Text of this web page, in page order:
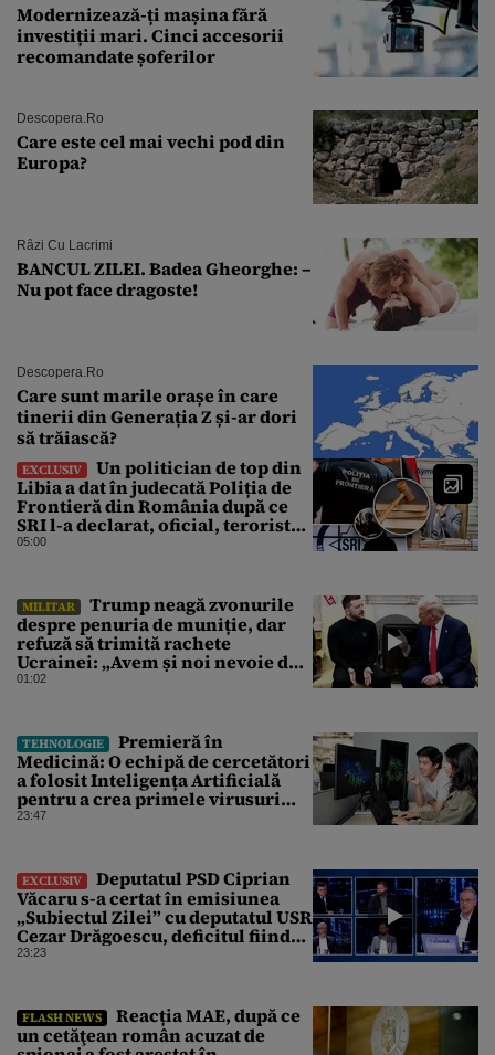
Modernizează-ți mașina fără
investiții mari. Cinci accesorii
recomandate șoferilor
Descopera.ro
Care este cel mai vechi pod din
Europa?
Râzi Cu Lacrimi
BANCUL ZILEI. Badea Gheorghe: –
Nu pot face dragoste!
Descopera.ro
Care sunt marile orașe în care
tinerii din Generația Z și-ar dori
să trăiască?
EXCLUSIV
Un politician de top din
Libia a dat în judecată Poliția de
Frontieră din România după ce
SRI l-a declarat, oficial, terorist
ISIS
05:00
MILITAR
Trump neagă zvonurile
despre penuria de muniție, dar
refuză să trimită rachete
Ucrainei: „Avem și noi nevoie de
rachete”
01:02
TEHNOLOGIE
Premieră în
Medicină: O echipă de cercetători
a folosit Inteligența Artificială
pentru a crea primele virusuri
sintetice la tratarea de E.coli
23:47
EXCLUSIV
Deputatul PSD Ciprian
Văcaru s-a certat în emisiunea
„Subiectul Zilei” cu deputatul USR
Cezar Drăgoescu, deficitul fiind
motivul scandalului
23:23
FLASH NEWS
Reacția MAE, după ce
un cetăţean român acuzat de